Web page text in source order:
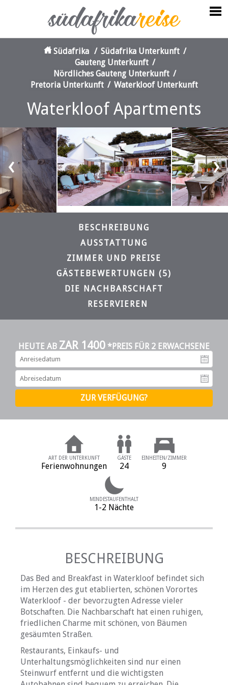
Südafrika / Südafrika Unterkunft /
Gauteng Unterkunft /
Nördliches Gauteng Unterkunft /
Pretoria Unterkunft / Waterkloof Unterkunft
Waterkloof Apartments
‹ ›
BESCHREIBUNG
AUSSTATTUNG
ZIMMER UND PREISE
GÄSTEBEWERTUNGEN (5)
DIE NACHBARSCHAFT
RESERVIEREN
HEUTE AB ZAR 1400 *PREIS FÜR 2 ERWACHSENE
ART DER UNTERKUNFT
Ferienwohnungen
GÄSTE
24
EINHEITEN/ZIMMER
9
MINDESTAUFENTHALT
1-2 Nächte
BESCHREIBUNG
Das Bed and Breakfast in Waterkloof befindet sich
im Herzen des gut etablierten, schönen Vorortes
Waterkloof - der bevorzugten Adresse vieler
Botschaften. Die Nachbarschaft hat einen ruhigen,
friedlichen Charme mit schönen, von Bäumen
gesäumten Straßen.
Restaurants, Einkaufs- und
Unterhaltungsmöglichkeiten sind nur einen
Steinwurf entfernt und die wichtigsten